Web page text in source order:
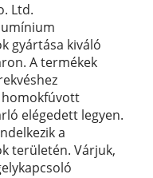
Ltd.
gyártása kiváló
A termékek
homokfúvott
elégedett legyen.
a
területén. Várjuk,